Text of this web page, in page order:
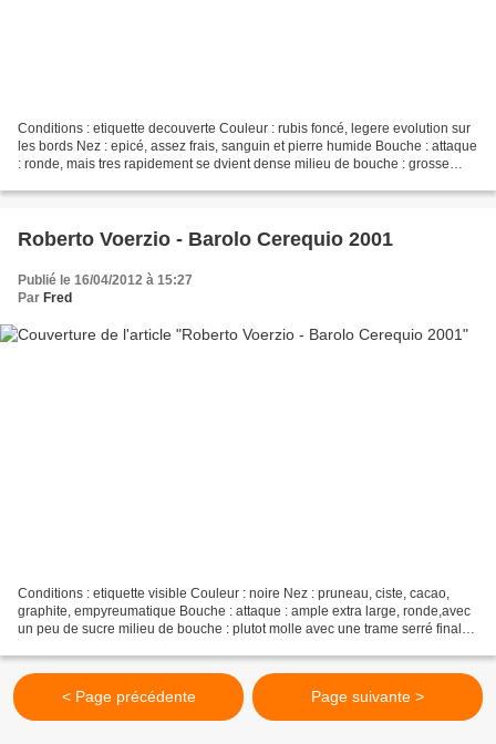
Conditions : etiquette decouverte Couleur : rubis foncé, legere evolution sur
les bords Nez : epicé, assez frais, sanguin et pierre humide Bouche : attaque
: ronde, mais tres rapidement se dvient dense milieu de bouche : grosse
Roberto Voerzio - Barolo Cerequio 2001
Publié le 16/04/2012 à 15:27
Par Fred
Conditions : etiquette visible Couleur : noire Nez : pruneau, ciste, cacao,
graphite, empyreumatique Bouche : attaque : ample extra large, ronde,avec
un peu de sucre milieu de bouche : plutot molle avec une trame serré finale :
< Page précédente Page suivante >